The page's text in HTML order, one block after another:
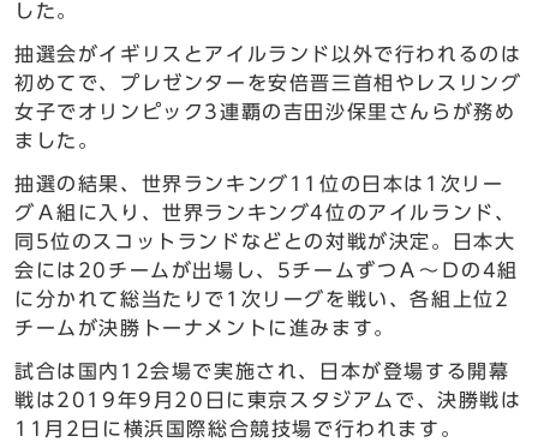
した。
抽選会がイギリスとアイルランド以外で行われるのは
初めてで、プレゼンターを安倍晋三首相やレスリング
女子でオリンピック3連覇の吉田沙保里さんらが務め
ました。
抽選の結果、世界ランキング11位の日本は1次リー
グＡ組に入り、世界ランキング4位のアイルランド、
同5位のスコットランドなどとの対戦が決定。日本大
会には20チームが出場し、5チームずつＡ～Ｄの4組
に分かれて総当たりで1次リーグを戦い、各組上位2
チームが決勝トーナメントに進みます。
試合は国内12会場で実施され、日本が登場する開幕
戦は2019年9月20日に東京スタジアムで、決勝戦は
11月2日に横浜国際総合競技場で行われます。